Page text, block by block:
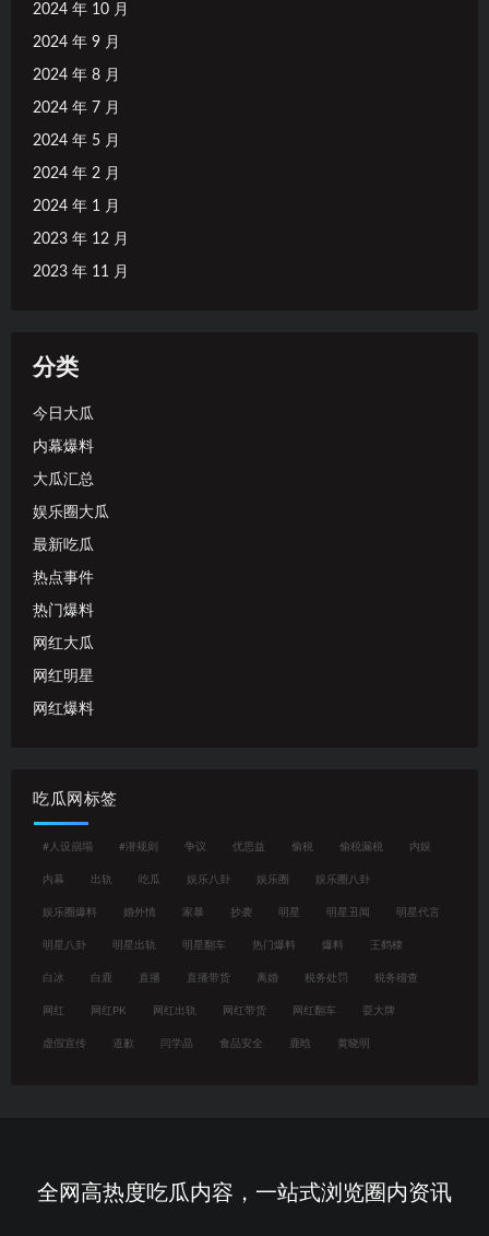
2024 年 10 月
2024 年 9 月
2024 年 8 月
2024 年 7 月
2024 年 5 月
2024 年 2 月
2024 年 1 月
2023 年 12 月
2023 年 11 月
分类
今日大瓜
内幕爆料
大瓜汇总
娱乐圈大瓜
最新吃瓜
热点事件
热门爆料
网红大瓜
网红明星
网红爆料
吃瓜网标签
#人设崩塌 #潜规则 争议 优思益 偷税 偷税漏税 内娱
内幕 出轨 吃瓜 娱乐八卦 娱乐圈 娱乐圈八卦
娱乐圈爆料 婚外情 家暴 抄袭 明星 明星丑闻 明星代言
明星八卦 明星出轨 明星翻车 热门爆料 爆料 王鹤棣
白冰 白鹿 直播 直播带货 离婚 税务处罚 税务稽查
网红 网红PK 网红出轨 网红带货 网红翻车 耍大牌
虚假宣传 道歉 闫学晶 食品安全 鹿晗 黄晓明
全网高热度吃瓜内容，一站式浏览圈内资讯